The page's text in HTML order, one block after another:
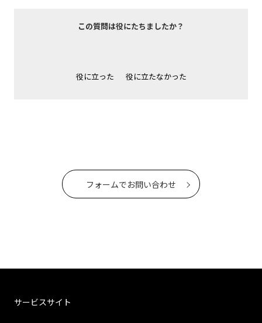
この質問は役にたちましたか？
役に立った 役に立たなかった
フォームでお問い合わせ
サービスサイト